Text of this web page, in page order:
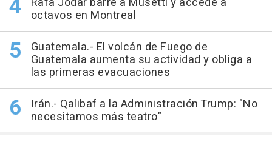
octavos en Montreal
Guatemala.- El volcán de Fuego de
Guatemala aumenta su actividad y obliga a
las primeras evacuaciones
Irán.- Qalibaf a la Administración Trump: "No
necesitamos más teatro"